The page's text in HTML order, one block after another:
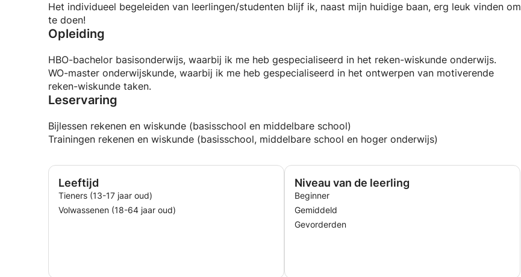
Het individueel begeleiden van leerlingen/studenten blijf ik, naast mijn huidige baan, erg leuk vinden om
te doen!
Opleiding
HBO-bachelor basisonderwijs, waarbij ik me heb gespecialiseerd in het reken-wiskunde onderwijs.
WO-master onderwijskunde, waarbij ik me heb gespecialiseerd in het ontwerpen van motiverende
reken-wiskunde taken.
Leservaring
Bijlessen rekenen en wiskunde (basisschool en middelbare school)
Trainingen rekenen en wiskunde (basisschool, middelbare school en hoger onderwijs)
Leeftijd
Tieners (13-17 jaar oud)
Volwassenen (18-64 jaar oud)
Niveau van de leerling
Beginner
Gemiddeld
Gevorderden